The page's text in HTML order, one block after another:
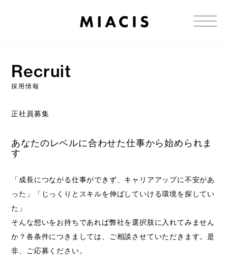
Recruit
採用情報
正社員募集
あなたのレベルに合わせた仕事から始められま
す
「成長につながる仕事ができず、キャリアアップに不安があ
った」「じっくりとスキルを伸ばしていける環境を探してい
た」
そんな想いをお持ちであれば弊社を選択肢に入れてみません
か？各条件につきましては、ご相談させていただきます。是
非、ご応募ください。